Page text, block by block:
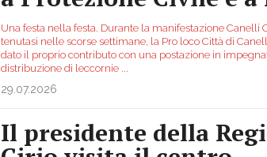
Una festa nella festa. Durante la manifestazione Canelli
tenutasi nelle scorse settimane, la Pro loco Città di
dato il proprio contributo con una postazione in
distribuzione di leccornie
29.07.2026
Il presidente della